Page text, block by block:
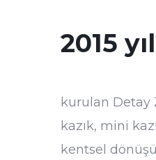
2015
kurulan Detay
kazık, mini
kentsel